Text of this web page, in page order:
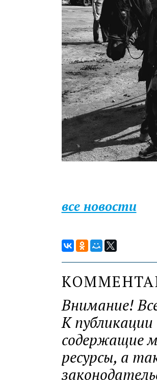
все новости
Внимание!
К
содержащие
ресурсы, а